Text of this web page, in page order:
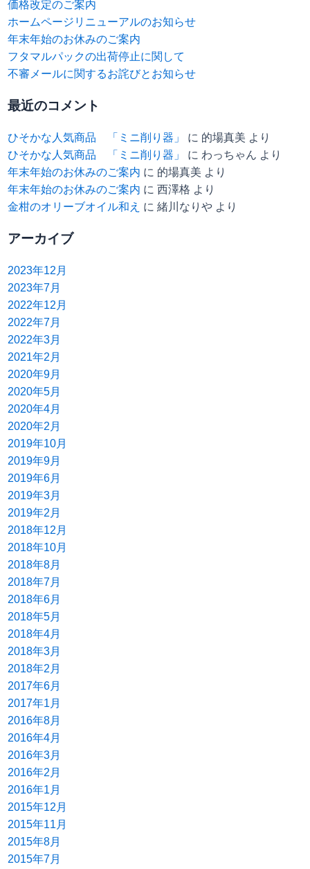
価格改定のご案内
ホームページリニューアルのお知らせ
年末年始のお休みのご案内
フタマルパックの出荷停止に関して
不審メールに関するお詫びとお知らせ
最近のコメント
ひそかな人気商品 「ミニ削り器」 に 的場真美 より
ひそかな人気商品 「ミニ削り器」
に わっちゃん より
年末年始のお休みのご案内 に 的場真美 より
年末年始のお休みのご案内 に 西澤格 より
金柑のオリーブオイル和え に 緒川なりや より
アーカイブ
2023年12月
2023年7月
2022年12月
2022年7月
2022年3月
2021年2月
2020年9月
2020年5月
2020年4月
2020年2月
2019年10月
2019年9月
2019年6月
2019年3月
2019年2月
2018年12月
2018年10月
2018年8月
2018年7月
2018年6月
2018年5月
2018年4月
2018年3月
2018年2月
2017年6月
2017年1月
2016年8月
2016年4月
2016年3月
2016年2月
2016年1月
2015年12月
2015年11月
2015年8月
2015年7月